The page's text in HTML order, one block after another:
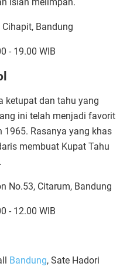
Bandung
- 19.00 WIB
ketupat dan tahu yang
ini telah menjadi favorit
Rasanya yang khas
membuat Kupat Tahu
No.53, Citarum, Bandung
- 12.00 WIB
Bandung, Sate Hadori